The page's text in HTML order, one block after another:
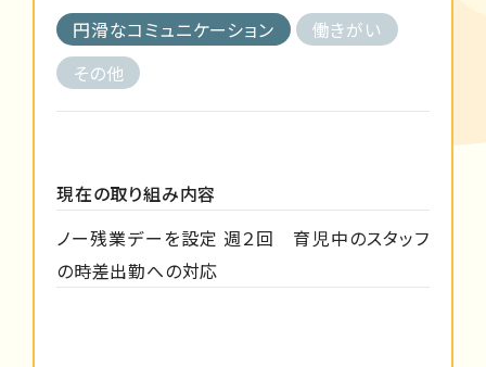
円滑なコミュニケーション
働きがい
その他
現在の取り組み内容
ノー残業デーを設定 週２回 育児中のスタッフ
の時差出勤への対応